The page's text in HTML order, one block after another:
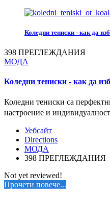
Коледни тениски - как да
398 ПРЕГЛЕЖДАНИЯ
МОДА
Коледни тениски - как да
Коледни тениски са
настроение и
Уебсайт
Directions
МОДА
398 ПРЕГЛЕЖДАНИЯ
Not yet reviewed!
Прочети повече...